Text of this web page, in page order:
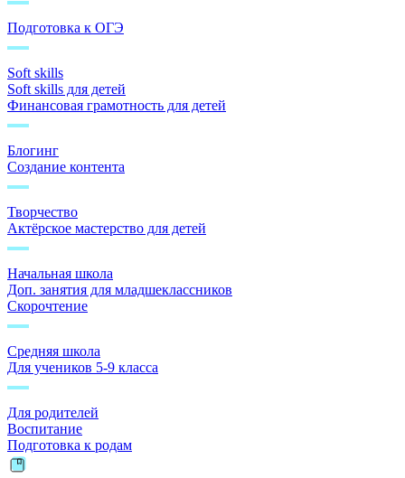
Подготовка к ОГЭ
Soft skills
Soft skills для детей
Финансовая грамотность для детей
Блогинг
Создание контента
Творчество
Актёрское мастерство для детей
Начальная школа
Доп. занятия для младшеклассников
Скорочтение
Средняя школа
Для учеников 5-9 класса
Для родителей
Воспитание
Подготовка к родам